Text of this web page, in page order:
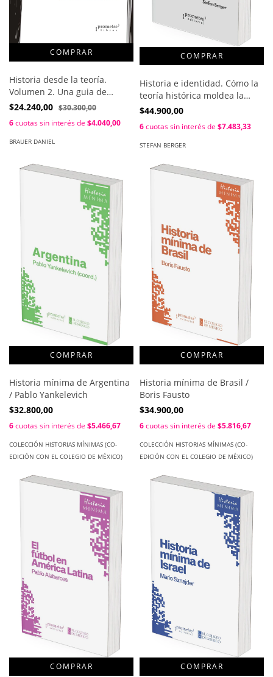
Historia desde la teoría.
Volumen 2. Una guia de
campo por elpensamiento
$24.240,00 $30.300,00
6cuotas sin interés de $4.040,00
BRAUER DANIEL
Historia e identidad. Cómo la
teoría histórica moldea la
práctica histórica / Stefan
$44.900,00
6cuotas sin interés de $7.483,33
STEFAN BERGER
Historia mínima de Argentina
/ Pablo Yankelevich
$32.800,00
6cuotas sin interés de $5.466,67
COLECCIÓN HISTORIAS MÍNIMAS (CO-
EDICIÓN CON EL COLEGIO DE MÉXICO)
Historia mínima de Brasil /
Boris Fausto
$34.900,00
6cuotas sin interés de $5.816,67
COLECCIÓN HISTORIAS MÍNIMAS (CO-
EDICIÓN CON EL COLEGIO DE MÉXICO)